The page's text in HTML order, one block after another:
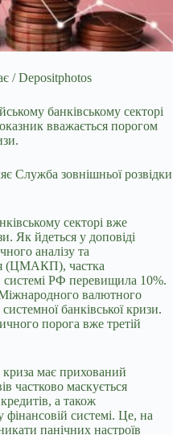
/ Depositphotos
банківському секторі
вважається порогом
Служба зовнішньої розвідки
секторі вже
Як йдеться у доповіді
аналізу та
(ЦМАКП), частка
системі РФ перевищила 10%.
валютного
банківської кризи.
порога вже третій
криза має прихований
частково маскується
а також
системі. Це, на
панічних настроїв